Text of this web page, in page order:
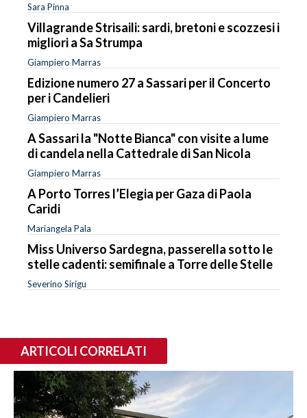
Sara Pinna
Villagrande Strisaili: sardi, bretoni e scozzesi i
migliori a Sa Strumpa
Giampiero Marras
Edizione numero 27 a Sassari per il Concerto
per i Candelieri
Giampiero Marras
A Sassari la "Notte Bianca" con visite a lume
di candela nella Cattedrale di San Nicola
Giampiero Marras
A Porto Torres l’Elegia per Gaza di Paola
Caridi
Mariangela Pala
Miss Universo Sardegna, passerella sotto le
stelle cadenti: semifinale a Torre delle Stelle
Severino Sirigu
ARTICOLI CORRELATI